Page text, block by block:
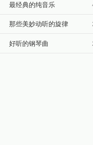
最经典的纯音乐
那些美妙动听的旋律
好听的钢琴曲